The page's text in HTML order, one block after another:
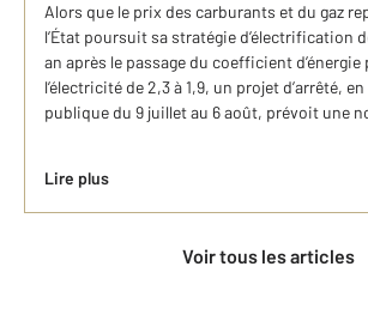
Alors que le prix des carburants et du gaz
l’État poursuit sa stratégie d’électrification
an après le passage du coefficient
l’électricité de 2,3 à 1,9, un projet d’arrêté,
publique du 9 juillet au 6 août, prévoit une
Lire plus
Voir tous les articles